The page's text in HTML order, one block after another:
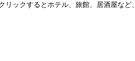
リックするとホテル、旅館、居酒屋な